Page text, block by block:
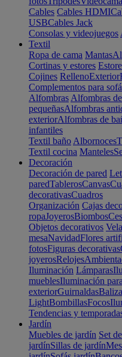
Cables Cables HDMI
USBCables Jack
Consolas y videojuegos
Textil
Ropa de cama Mantas
Cortinas y estores
Cojines RellenoExterior
Complementos para
Alfombras Alfombras
pequeñasAlfombras
exteriorAlfombras de
infantiles
Textil baño Albornoces
Textil cocina Manteles
Decoración
Decoración de pared
paredTablerosCanvas
decorativasCuadros
Organización Cajas
ropaJoyerosBiombos
Objetos decorativos
mesaNavidadFlores
fotosFiguras decorativas
joyerosRelojes
Iluminación Lámparas
mueblesIluminación
exteriorGuirnaldas
LightBombillasFocos
Tendencias y
Jardín
Muebles de jardín Set
jardínSillas de jardín